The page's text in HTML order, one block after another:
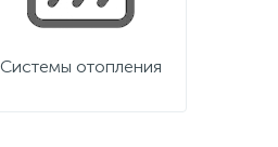
Системы отопления